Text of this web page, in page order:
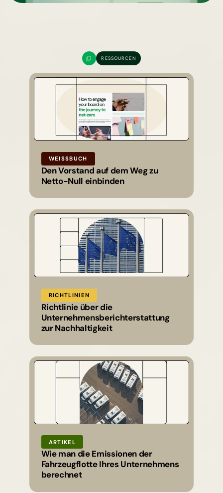
RESSOURCEN
WEISSBUCH
Den Vorstand auf dem Weg zu
Netto-Null einbinden
RICHTLINIEN
Richtlinie über die
Unternehmensberichterstattung
zur Nachhaltigkeit
ARTIKEL
Wie man die Emissionen der
Fahrzeugflotte Ihres Unternehmens
berechnet